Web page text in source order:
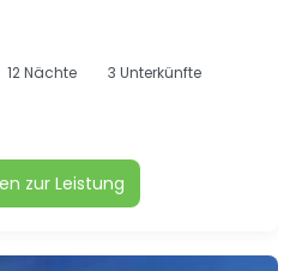
12Nächte
3 Unterkünfte
zur Leistung